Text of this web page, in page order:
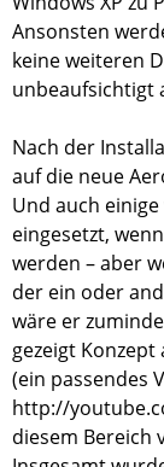
Ansonsten
keine weiteren
unbeaufsichtigt
Nach der
auf die neue
Und auch
eingesetzt,
werden – aber
der ein oder
wäre er
gezeigt
(ein passendes
http://
diesem Bereich